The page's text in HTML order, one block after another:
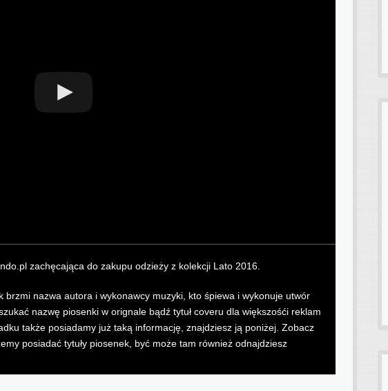
zachęcająca do zakupu odzieży z kolekcji Lato 2016.
brzmi nazwa autora i wykonawcy muzyki, kto śpiewa i wykonuje utwór
nazwę piosenki w orignale bądź tytuł coveru dla większośći reklam
także posiadamy już taką informację, znajdziesz ją poniżej. Zobacz
posiadać tytuły piosenek, być może tam również odnajdziesz